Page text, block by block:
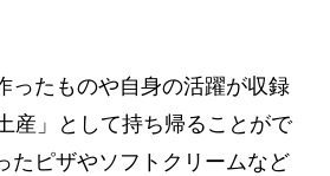
ったものや自身の活躍が収録
産」として持ち帰ることがで
たピザやソフトクリームなど